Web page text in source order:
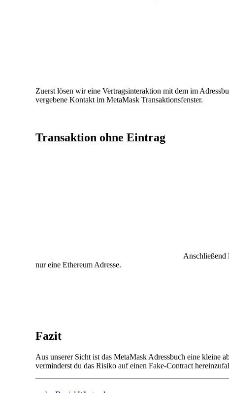
Zuerst lösen wir eine Vertragsinteraktion mit dem im
vergebene Kontakt im MetaMask Transaktionsfenster.
Transaktion ohne Eintrag
Anschließend
nur eine Ethereum Adresse.
Fazit
Aus unserer Sicht ist das MetaMask Adressbuch eine kleine
verminderst du das Risiko auf einen Fake-Contract